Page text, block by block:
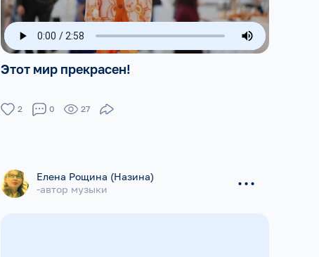
Этот мир прекрасен!
2 0 27
Елена Рощина (Назина)
-автор музыки
...